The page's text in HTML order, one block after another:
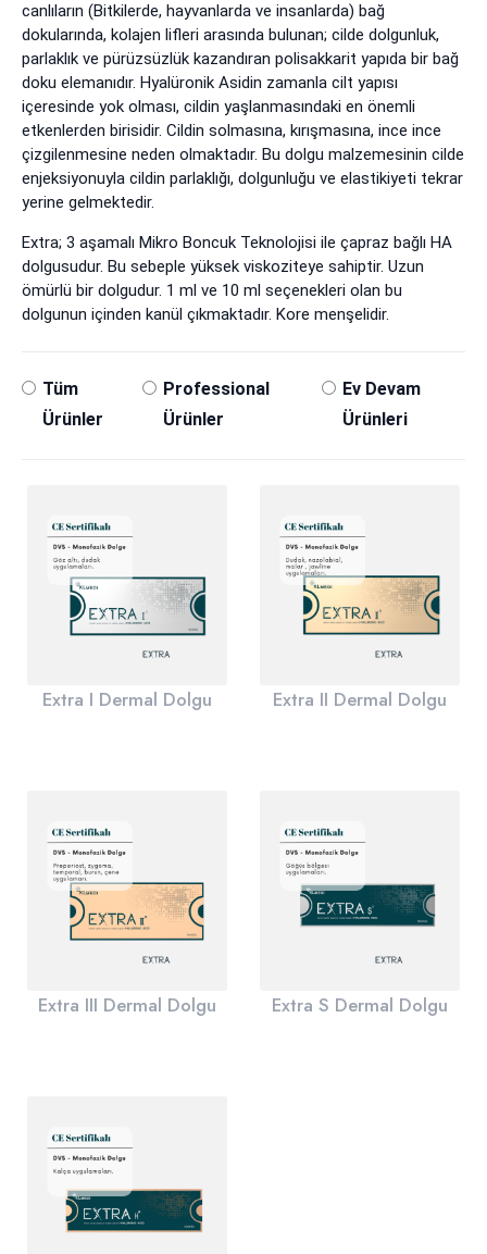
canlıların (Bitkilerde, hayvanlarda ve insanlarda) bağ
dokularında, kolajen lifleri arasında bulunan; cilde dolgunluk,
parlaklık ve pürüzsüzlük kazandıran polisakkarit yapıda bir bağ
doku elemanıdır. Hyalüronik Asidin zamanla cilt yapısı
içeresinde yok olması, cildin yaşlanmasındaki en önemli
etkenlerden birisidir. Cildin solmasına, kırışmasına, ince ince
çizgilenmesine neden olmaktadır. Bu dolgu malzemesinin cilde
enjeksiyonuyla cildin parlaklığı, dolgunluğu ve elastikiyeti tekrar
yerine gelmektedir.
Extra; 3 aşamalı Mikro Boncuk Teknolojisi ile çapraz bağlı HA
dolgusudur. Bu sebeple yüksek viskoziteye sahiptir. Uzun
ömürlü bir dolgudur. 1 ml ve 10 ml seçenekleri olan bu
dolgunun içinden kanül çıkmaktadır. Kore menşelidir.
Tüm
Ürünler
Professional
Ürünler
Ev Devam
Ürünleri
Extra I Dermal Dolgu Extra II Dermal Dolgu
Extra III Dermal Dolgu Extra S Dermal Dolgu